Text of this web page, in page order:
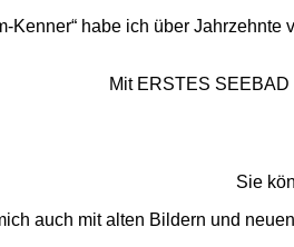
Kenner“ habe ich über
Mit ERSTES
Sie
auch mit alten Bildern und